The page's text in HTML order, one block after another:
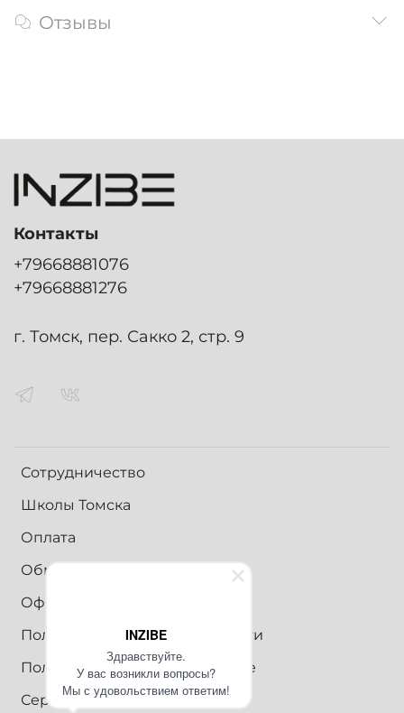
INZIBE
Здравствуйте.
У вас возникли вопросы?
Мы с удовольствием ответим!
Отзывы
Сотрудничество
Школы Томска
Оплата
Обмен и возврат
Оферта
Политика конфиденциальности
Пользовательское соглашение
Сертификаты
Контакты
+79668881076
+79668881276
г. Томск, пер. Сакко 2, стр. 9